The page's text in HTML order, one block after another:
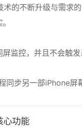
的不断升级与需求的
监控，并且不会触发
步另一部iPhone屏
心功能